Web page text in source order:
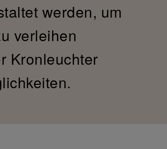
werden, um
verleihen
Kronleuchter